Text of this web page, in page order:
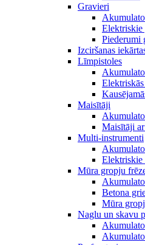
Gravieri
Elektriskie
Piederumi
Izciršanas
Līmpistoles
Maisītāji
Maisītāji
Multi-instrumenti
Elektriskie
Mūra gropju
Betona
Mūra
Naglu un skavu